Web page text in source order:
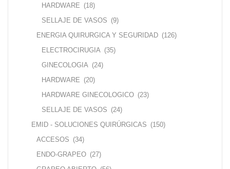
HARDWARE (18)
SELLAJE DE VASOS (9)
ENERGIA QUIRURGICA Y SEGURIDAD (126)
ELECTROCIRUGIA (35)
GINECOLOGIA (24)
HARDWARE (20)
HARDWARE GINECOLOGICO (23)
SELLAJE DE VASOS (24)
EMID - SOLUCIONES QUIRÚRGICAS (150)
ACCESOS (34)
ENDO-GRAPEO (27)